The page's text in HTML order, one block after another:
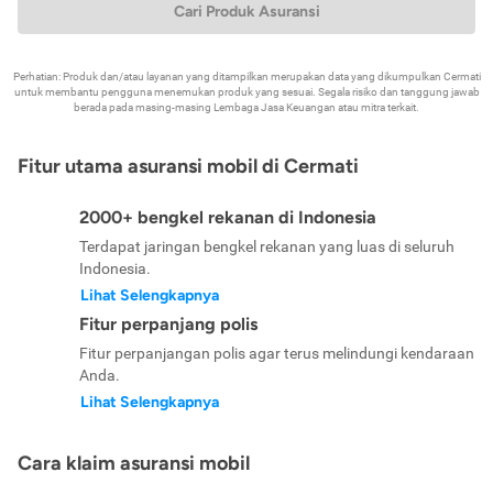
Cari Produk Asuransi
Perhatian: Produk dan/atau layanan yang ditampilkan merupakan data yang dikumpulkan Cermati
untuk membantu pengguna menemukan produk yang sesuai. Segala risiko dan tanggung jawab
berada pada masing-masing Lembaga Jasa Keuangan atau mitra terkait.
Fitur utama asuransi mobil di Cermati
2000+ bengkel rekanan di Indonesia
Terdapat jaringan bengkel rekanan yang luas di seluruh
Indonesia.
Lihat Selengkapnya
Fitur perpanjang polis
Fitur perpanjangan polis agar terus melindungi kendaraan
Anda.
Lihat Selengkapnya
Cara klaim asuransi mobil